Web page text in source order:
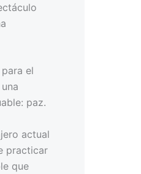
el
paz.
actual
practicar
que